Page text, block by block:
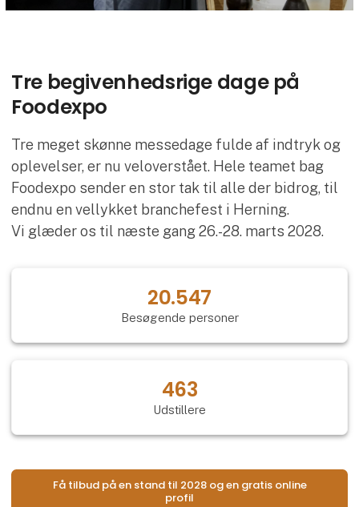
Tre begivenhedsrige dage på
Foodexpo
Tre meget skønne messedage fulde af indtryk og
oplevelser, er nu veloverstået. Hele teamet bag
Foodexpo sender en stor tak til alle der bidrog, til
endnu en vellykket branchefest i Herning.
Vi glæder os til næste gang 26.-28. marts 2028.
20.547
Besøgende personer
463
Udstillere
Få tilbud på en stand til 2028 og en gratis online
profil